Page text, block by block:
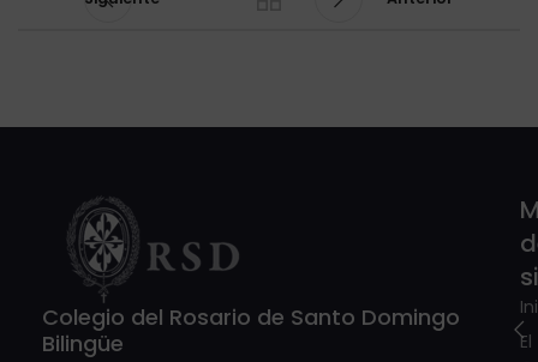
Colegio del Rosario de Santo Domingo
Bilingüe
El